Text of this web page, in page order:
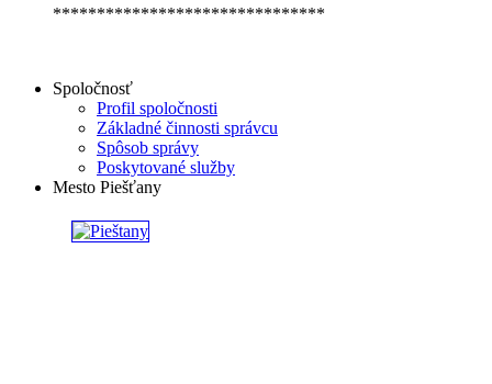
*******************************
Spoločnosť
Profil spoločnosti
Základné činnosti správcu
Spôsob správy
Poskytované služby
Mesto Piešťany